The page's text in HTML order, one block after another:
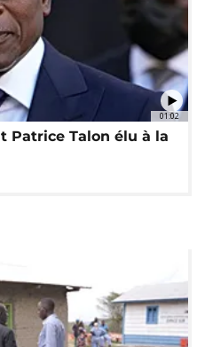
01:02
Patrice Talon élu à la